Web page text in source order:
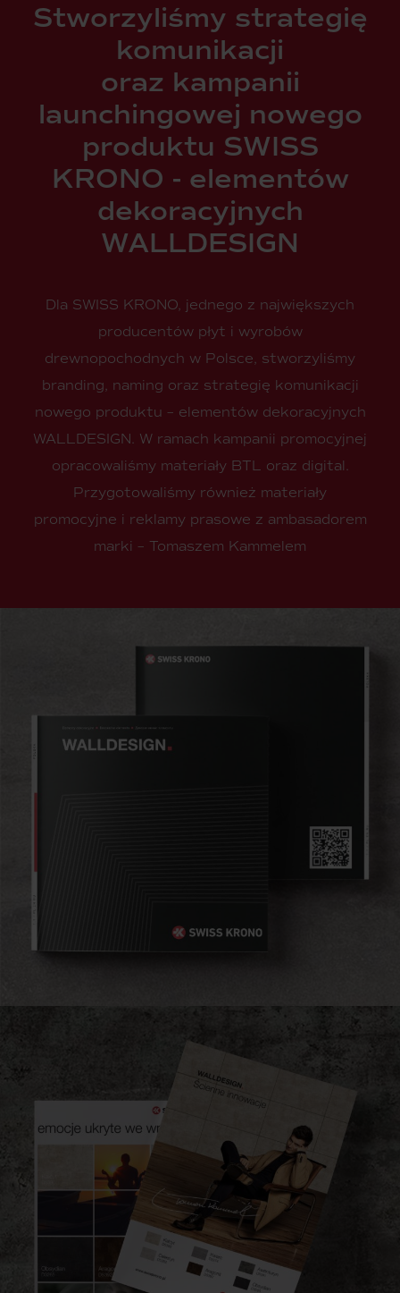
Stworzyliśmy strategię
komunikacji
oraz kampanii
launchingowej nowego
produktu SWISS
KRONO - elementów
dekoracyjnych
WALLDESIGN
Dla SWISS KRONO, jednego z największych
producentów płyt i wyrobów
drewnopochodnych w Polsce, stworzyliśmy
branding, naming oraz strategię komunikacji
nowego produktu – elementów dekoracyjnych
WALLDESIGN. W ramach kampanii promocyjnej
opracowaliśmy materiały BTL oraz digital.
Przygotowaliśmy również materiały
promocyjne i reklamy prasowe z ambasadorem
marki – Tomaszem Kammelem